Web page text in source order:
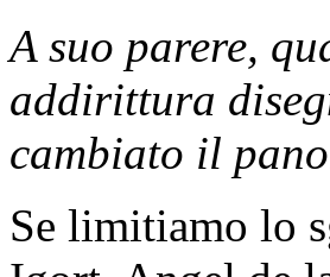
A suo parere,
addirittura
cambiato il
Se limitiamo lo